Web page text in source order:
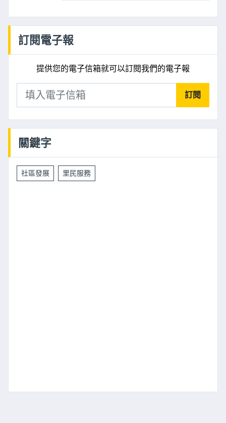
訂閱電子報
提供您的電子信箱就可以訂閱我們的電子報
訂閱
關鍵字
社區發展 里民服務